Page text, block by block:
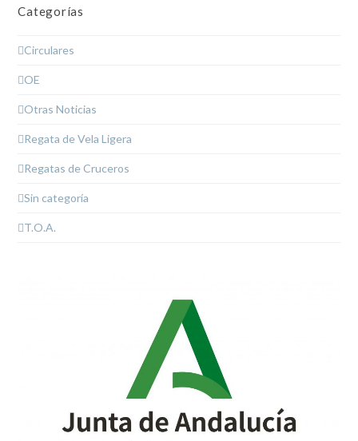
Categorías
Circulares
OE
Otras Noticias
Regata de Vela Ligera
Regatas de Cruceros
Sin categoría
T.O.A.